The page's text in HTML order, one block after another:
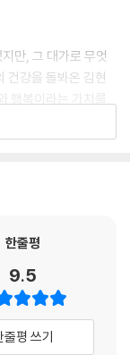
’, 이는 대한민국 의
이 그렇게 많은 환
료 시스템의 문제가
로 밀고 들어옵니다.
다고 믿는 41세 남
건강한 생활습관을
검사와 치료를 받으
니다.
에서
이 두배가 넘게 늘었
’를 돌게 하면서 책
다. 저자는 “제가 도
너무 많이 저를 찾아
의료 과잉 문제의 심
중 국민 1인당 연간
관적 건강 인식 수준
인하는 문제를 모두
삶의 이치인 늙음과
즈니스’를 펼친다
절에 무리한 수술
만, 그 대가로 무엇
건강을 돌봐온 김현
행복이라는 가치를
정부의 무능과 자본
관심이 빚어낸 결과
한줄평
9.5
줄평 쓰기